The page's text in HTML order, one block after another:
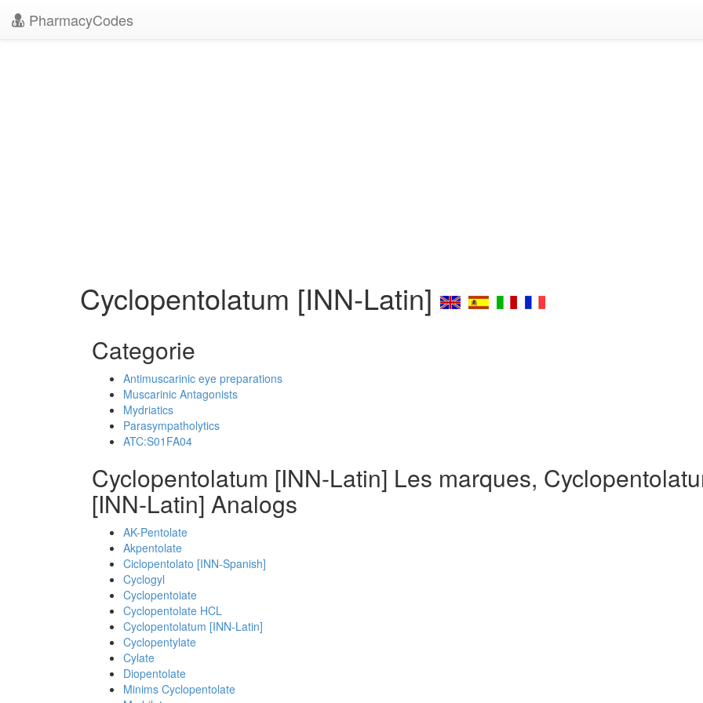
PharmacyCodes
Cyclopentolatum [INN-Latin]
Categorie
Antimuscarinic eye preparations
Muscarinic Antagonists
Mydriatics
Parasympatholytics
ATC:S01FA04
Cyclopentolatum [INN-Latin] Les marques,
[INN-Latin] Analogs
AK-Pentolate
Akpentolate
Ciclopentolato [INN-Spanish]
Cyclogyl
Cyclopentoiate
Cyclopentolate HCL
Cyclopentolatum [INN-Latin]
Cyclopentylate
Cylate
Diopentolate
Minims Cyclopentolate